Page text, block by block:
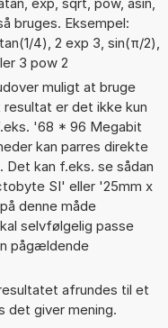
bruges. Eksempel:
4), 2 exp 3, sin(π/2),
3 pow 2
muligt at bruge
er det ikke kun
'68 * 96 Megabit
kan parres direkte
Det kan f.eks. se sådan
SI' eller '25mm x
denne måde
selvfølgelig passe
pågældende
afrundes til et
det giver mening.